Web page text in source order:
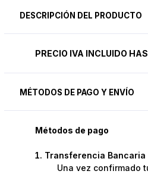
DESCRIPCIÓN DEL PRODUCTO
PRECIO IVA INCLUIDO
MÉTODOS DE PAGO Y ENVÍO
Métodos de pago
Transferencia Bancaria
Una vez confirmado